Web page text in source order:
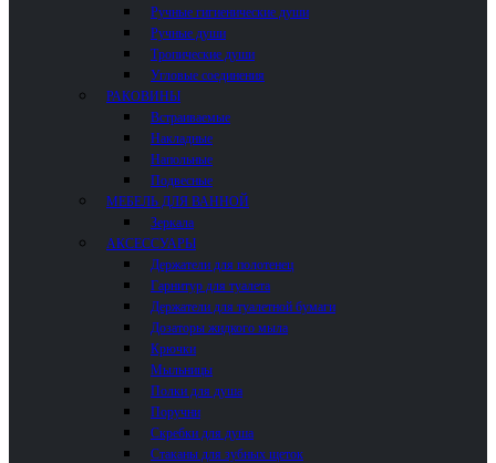
Ручные гигиенические души
Ручные души
Тропические души
Угловые соединения
РАКОВИНЫ
Встраиваемые
Накладные
Напольные
Подвесные
МЕБЕЛЬ ДЛЯ ВАННОЙ
Зеркала
АКСЕССУАРЫ
Держатели для полотенец
Гарнитур для туалета
Держатели для туалетной бумаги
Дозаторы жидкого мыла
Крючки
Мыльницы
Полки для душа
Поручни
Скребки для душа
Стаканы для зубных щеток